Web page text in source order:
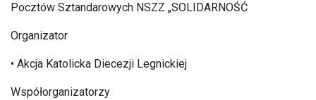
Pocztów Sztandarowych NSZZ „SOLIDARNOŚĆ
Organizator
• Akcja Katolicka Diecezji Legnickiej
Współorganizatorzy